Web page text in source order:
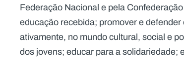
Federação Nacional e pela
educação recebida; promover e
ativamente, no mundo cultural, social e
dos jovens; educar para a solidariedade;